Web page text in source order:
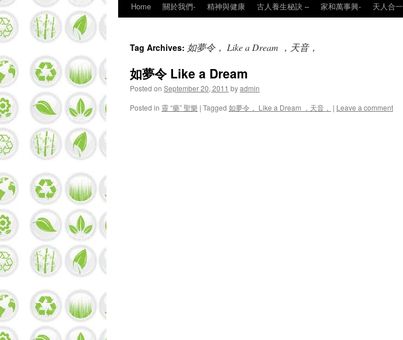
Skip
content
Home 關於我們- 精神與健康 古人養生秘訣 – 家和萬事興- 天人合一
Tag Archives: 如夢令， Like a Dream ，天音，
如夢令 Like a Dream
Posted on September 20, 2011 byadmin
Posted in 靈 “藥” 聖樂 | Tagged 如夢令， Like a Dream ，天音， | Leave a comment